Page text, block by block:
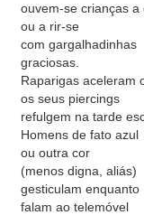
ouvem-se crianças a
ou a rir-se
com gargalhadinhas
graciosas.
Raparigas aceleram
os seus piercings
refulgem na tarde
Homens de fato azul
ou outra cor
(menos digna, aliás)
gesticulam enquanto
falam ao telemóvel